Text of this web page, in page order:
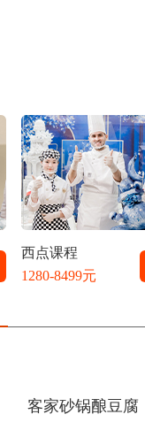
西点课程
1280-8499元
客家砂锅酿豆腐